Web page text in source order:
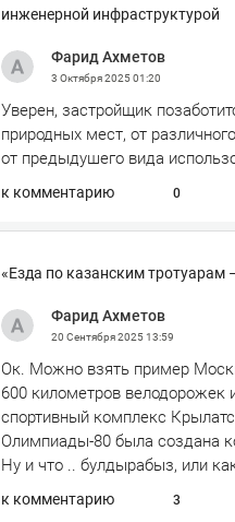
инженерной инфраструктурой
Фарид Ахметов
3 Октября 202501:20
Уверен, застройщик
природных мест, от
от предыдушего вида
к комментарию 0
«Езда по казанским тротуарам
Фарид Ахметов
20 Сентября 202513:59
Ок. Можно взять пример
600 километров велодорожек
спортивный комплекс
Олимпиады-80 была создана
Ну и что .. булдырабыз, или
к комментарию 3